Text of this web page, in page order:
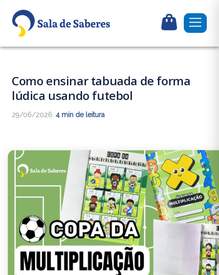
Como ensinar tabuada de forma
lúdica usando futebol
29/06/2026· 4 min de leitura